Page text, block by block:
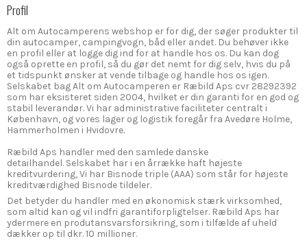
Profil
Alt om Autocamperens webshop er for dig, der søger produkter til
din autocamper, campingvogn, båd eller andet. Du behøver ikke
en profil eller at logge dig ind for at handle hos os. Du kan dog
også oprette en profil, så du gør det nemt for dig selv, hvis du på
et tidspunkt ønsker at vende tilbage og handle hos os igen.
Selskabet bag Alt om Autocamperen er Ræbild Aps cvr 28292392
som har eksisteret siden 2004, hvilket er din garanti for en god og
stabil leverandør. Vi har administrative faciliteter centralt i
København, og vores lager og logistik foregår fra Avedøre Holme,
Hammerholmen i Hvidovre.
Ræbild Aps handler med den samlede danske
detailhandel. Selskabet har i en årrække haft højeste
kreditvurdering, Vi har Bisnode triple (AAA) som står for højeste
kreditværdighed Bisnode tildeler.
Det betyder du handler med en økonomisk stærk virksomhed,
som altid kan og vil indfri garantiforpligtelser. Ræbild Aps har
ydermere en produtansvarsforsikring, som i tilfælde af uheld
dækker op til dkr. 10 millioner.